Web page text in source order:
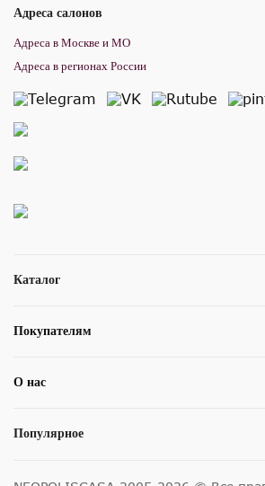
Каталог
Покупателям
О нас
Популярное
Адреса салонов
Адреса в Москве и МО
Адреса в регионах России